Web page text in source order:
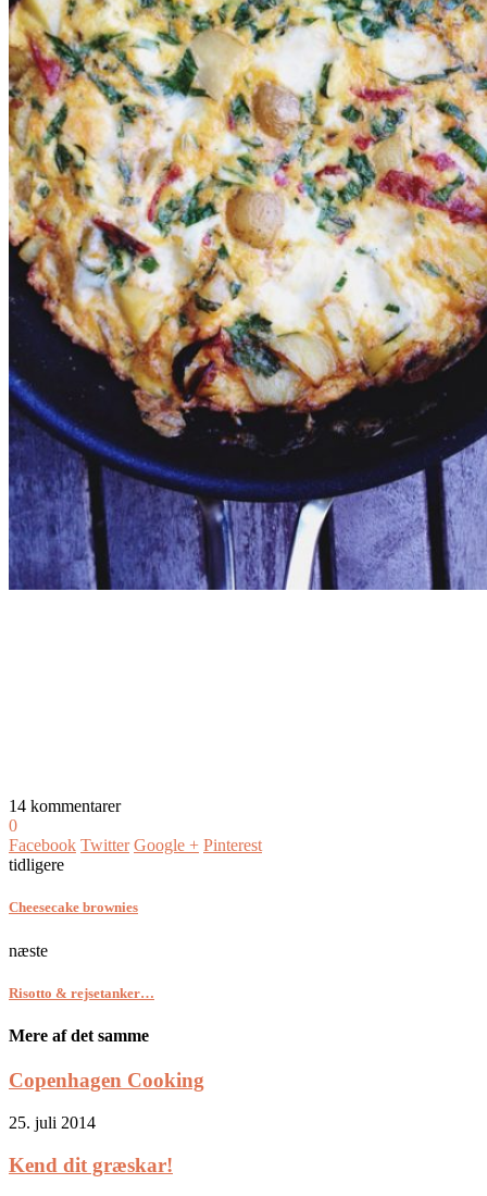
14 kommentarer
0
Facebook Twitter Google + Pinterest
tidligere
Cheesecake brownies
næste
Risotto & rejsetanker…
Mere af det samme
Copenhagen Cooking
25. juli 2014
Kend dit græskar!